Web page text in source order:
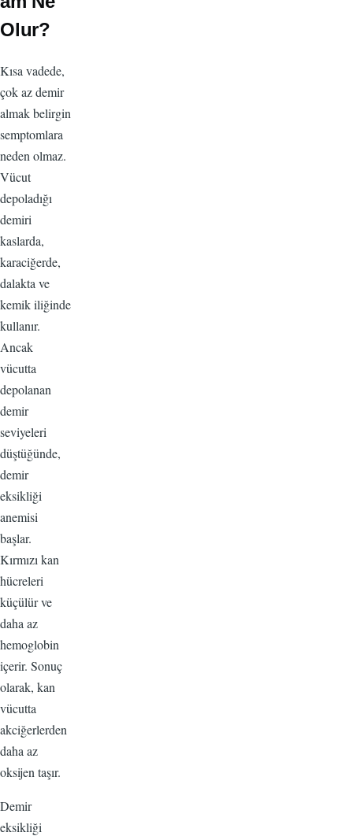
Olur?
Kısa vadede,
çok az demir
almak belirgin
semptomlara
neden olmaz.
Vücut
depoladığı
demiri
kaslarda,
karaciğerde,
dalakta ve
kemik iliğinde
kullanır.
Ancak
vücutta
depolanan
demir
seviyeleri
düştüğünde,
demir
eksikliği
anemisi
başlar.
Kırmızı kan
hücreleri
küçülür ve
daha az
hemoglobin
içerir. Sonuç
olarak, kan
vücutta
akciğerlerden
daha az
oksijen taşır.
Demir
eksikliği